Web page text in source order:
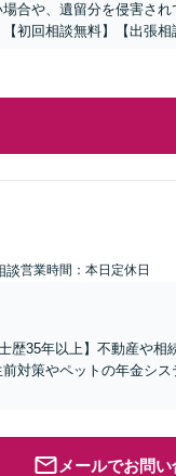
合や、遺留分を侵害さ
初回相談無料】【出張相
談営業時間：本日定休日
歴35年以上】不動産や相
対策やペットの年金シス
メールでお問